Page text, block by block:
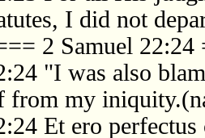
I did not
2 Samuel
"I was also
from my
Et ero